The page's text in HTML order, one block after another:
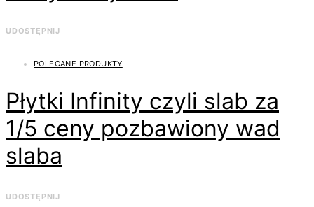
UDOSTĘPNIJ
POLECANE PRODUKTY
Płytki Infinity czyli slab za
1/5 ceny pozbawiony wad
slaba
UDOSTĘPNIJ